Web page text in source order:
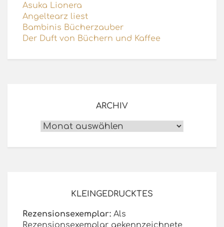
Asuka Lionera
Angeltearz liest
Bambinis Bücherzauber
Der Duft von Büchern und Kaffee
ARCHIV
Archiv
KLEINGEDRUCKTES
Rezensionsexemplar: Als
Rezensionsexemplar gekennzeichnete